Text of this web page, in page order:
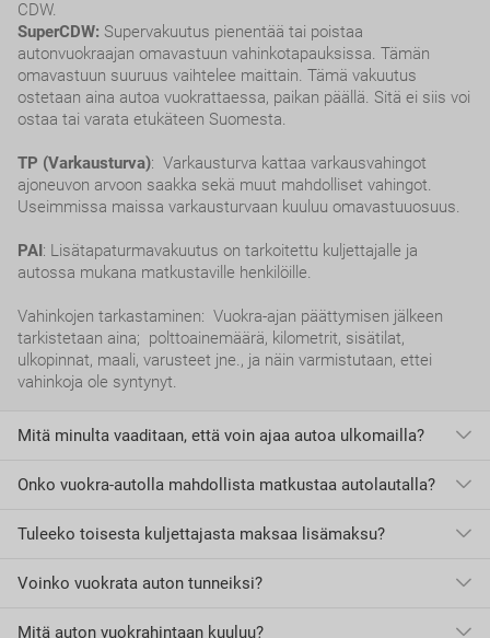
CDW.
SuperCDW: Supervakuutus pienentää tai poistaa
autonvuokraajan omavastuun vahinkotapauksissa. Tämän
omavastuun suuruus vaihtelee maittain. Tämä vakuutus
ostetaan aina autoa vuokrattaessa, paikan päällä. Sitä ei siis voi
ostaa tai varata etukäteen Suomesta.
TP (Varkausturva): Varkausturva kattaa varkausvahingot
ajoneuvon arvoon saakka sekä muut mahdolliset vahingot.
Useimmissa maissa varkausturvaan kuuluu omavastuuosuus.
PAI: Lisätapaturmavakuutus on tarkoitettu kuljettajalle ja
autossa mukana matkustaville henkilöille.
Vahinkojen tarkastaminen: Vuokra-ajan päättymisen jälkeen
tarkistetaan aina; polttoainemäärä, kilometrit, sisätilat,
ulkopinnat, maali, varusteet jne., ja näin varmistutaan, ettei
vahinkoja ole syntynyt.
Mitä minulta vaaditaan, että voin ajaa autoa ulkomailla?
Euroopan unionin jäsenmaissa riittää ajokortti.
kuulu Geneven tai Wienin yleissopimuksen piiriin tulee olla
Kansainvälisiä ajokortteja voi Suomessa hankkia kahta erilaista
tieliikennesopimuksissa: Genevessä 1949 ja Wienissä 1968.
Onko vuokra-autolla mahdollista matkustaa autolautalla?
Ei,ei ole sallittua matkustaa autolautalla vuokra-autolla.
Tuleeko toisesta kuljettajasta maksaa lisämaksu?
Kyllä.Jokaisesta lisäkuljettajasta tulee maksaa lisämaksu.
Voinko vuokrata auton tunneiksi?
Mitä auton vuokrahintaan kuuluu?